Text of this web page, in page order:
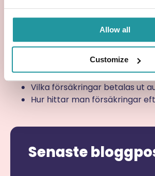
Allow all
Customize
talets höga levnadskostnader.
redan idag och glöm inte bort att
partner också skaffar en.
I den här artikeln har vi tagit upp:
Vilka försäkringar är viktiga
Vilka försäkringar betalas ut
Hur hittar man försäkringar
Senaste